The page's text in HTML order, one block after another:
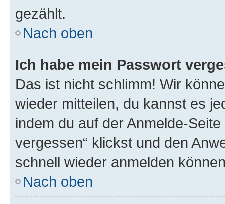
gezählt.
Nach oben
Ich habe mein Passwort
Das ist nicht schlimm! Wir
wieder mitteilen, du kannst es
indem du auf der Anmelde-
vergessen“ klickst und den
schnell wieder anmelden
Nach oben